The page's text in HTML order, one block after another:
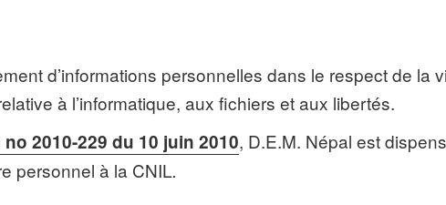
d’informations personnelles dans le respect de la
à l’informatique, aux fichiers et aux libertés.
2010-229 du 10 juin 2010, D.E.M. Népal est
personnel à la CNIL.